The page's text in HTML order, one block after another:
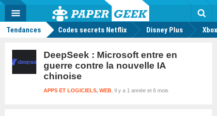
Actu
geek
MENU
Tendances Codes secrets Netflix Disney Plus
DeepSeek : Microsoft entre en
guerre contre la nouvelle IA
chinoise
Il y a 1 année et 6 mois
APPS ET LOGICIELS, WEB
Mode
FacebookTwitter Youtube